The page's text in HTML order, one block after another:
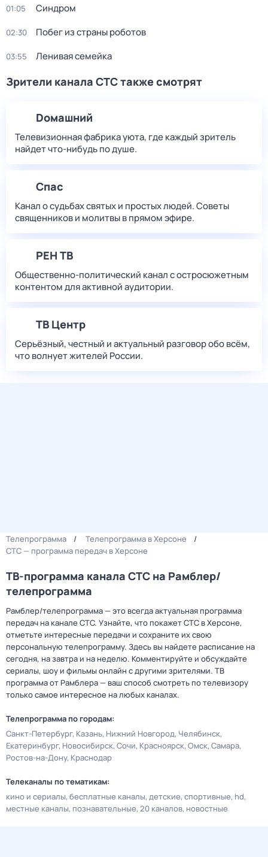
01:05 Синдром
02:30 Побег из страны роботов
03:55 Ленивая семейка
Зрители канала СТС также смотрят
Dомашний
Телевизионная фабрика уюта, где каждый зритель
найдет что‑нибудь по душе.
Спас
Канал о судьбах святых и простых людей. Советы
священников и молитвы в прямом эфире.
РЕН ТВ
Общественно-политический канал с остросюжетным
контентом для активной аудитории.
ТВ Центр
Серьёзный, честный и актуальный разговор обо всём,
что волнует жителей России.
Телепрограмма
Телепрограмма в Херсоне
СТС — программа передач в Херсоне
ТВ-программа канала СТС на Рамблер/
телепрограмма
Рамблер/телепрограмма — это всегда актуальная программа
передач на канале СТС. Узнайте, что покажет СТС в Херсоне,
отметьте интересные передачи и сохраните их свою
персональную телепрограмму. Здесь вы найдете расписание на
сегодня, на завтра и на неделю. Комментируйте и обсуждайте
сериалы, шоу и фильмы онлайн с другими зрителями. ТВ
программа от Рамблера — ваш способ смотреть по телевизору
только самое интересное на любых каналах.
Телепрограмма по городам:
Санкт-Петербург Казань Нижний Новгород Челябинск
Екатеринбург Новосибирск Сочи Красноярск Омск Самара
Ростов-на-Дону Краснодар
Телеканалы по тематикам:
кино и сериалы бесплатные каналы детские спортивные hd
местные каналы познавательные 20 каналов новостные